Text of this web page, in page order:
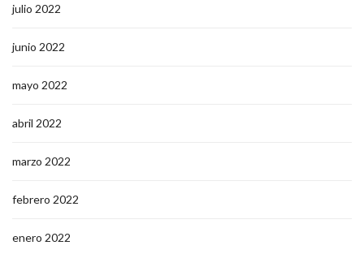
julio 2022
junio 2022
mayo 2022
abril 2022
marzo 2022
febrero 2022
enero 2022